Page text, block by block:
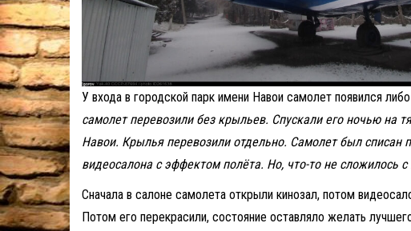
У входа в городской парк имени Навои самолет появился
самолет перевозили без крыльев. Спускали его ночью на
Навои. Крылья перевозили отдельно. Самолет был списан
видеосалона с эффектом полёта. Но, что-то не сложилось
Сначала в салоне самолета открыли кинозал, потом
Потом его перекрасили, состояние оставляло желать